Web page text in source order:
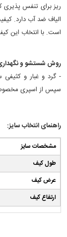
ریز برای تنفس
الیاف ضد آب دارد.
است. با انتخاب این
روش شستشو و
- گرد و غبار و
سپس از اسپری
راهنمای انتخاب سایز:
مشخصات سایز
طول کیف
عرض کیف
ارتفاع کیف